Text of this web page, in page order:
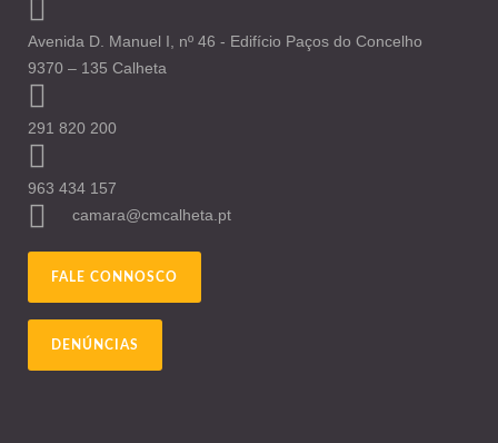
Avenida D. Manuel I, nº 46 - Edifício Paços do Concelho
9370 – 135 Calheta
291 820 200
963 434 157
camara@cmcalheta.pt
FALE CONNOSCO
DENÚNCIAS